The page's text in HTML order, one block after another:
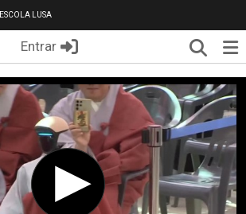
ESCOLA LUSA
Entrar